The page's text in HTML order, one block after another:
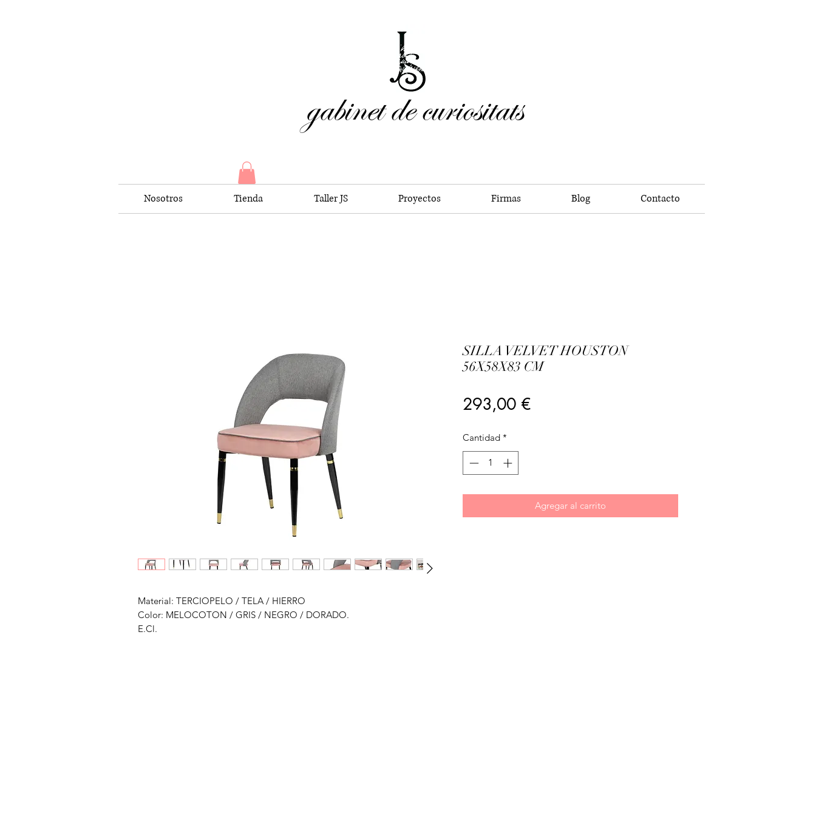
gabinet de curiositats
Nosotros Tienda Taller JS Proyectos Firmas Blog Contacto
Material: TERCIOPELO / TELA / HIERRO
Color: MELOCOTON / GRIS / NEGRO / DORADO.
E.Cl.
SILLA VELVET HOUSTON
56X58X83 CM
293,00 €Precio
Cantidad *
Agregar al carrito